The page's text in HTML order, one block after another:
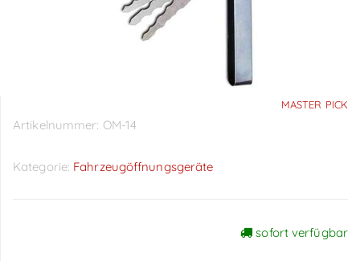
MASTER PICK
Artikelnummer: OM-14
Kategorie: Fahrzeugöffnungsgeräte
sofort verfügbar